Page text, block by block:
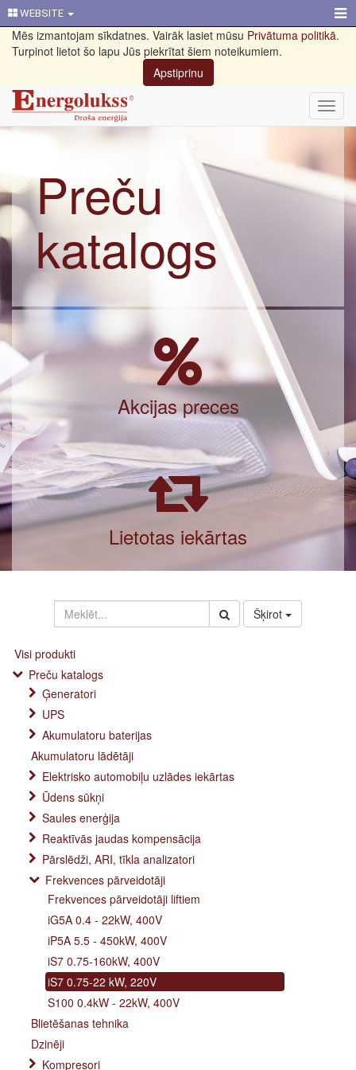
WEBSITE
Mēs izmantojam sīkdatnes. Vairāk lasiet mūsu Privātuma politikā.
Turpinot lietot šo lapu Jūs piekrītat šiem noteikumiem.
Apstiprinu
Preču
katalogs
Akcijas preces
Lietotas iekārtas
Šķirot
Visi produkti
Preču katalogs
Ģeneratori
UPS
Akumulatoru baterijas
Akumulatoru lādētāji
Elektrisko automobiļu uzlādes iekārtas
Ūdens sūkņi
Saules enerģija
Reaktīvās jaudas kompensācija
Pārslēdži, ARI, tīkla analizatori
Frekvences pārveidotāji
Frekvences pārveidotāji liftiem
iG5A 0.4 - 22kW, 400V
iP5A 5.5 - 450kW, 400V
iS7 0.75-160kW, 400V
iS7 0.75-22 kW, 220V
S100 0.4kW - 22kW, 400V
Blietēšanas tehnika
Dzinēji
Kompresori